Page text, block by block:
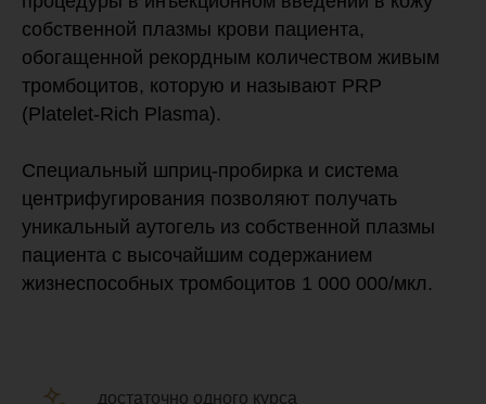
собственной плазмы крови пациента,
обогащенной рекордным количеством живым
тромбоцитов, которую и называют PRP
(Platelet-Rich Plasma).
Специальный шприц-пробирка и система
центрифугирования позволяют получать
уникальный аутогель из собственной плазмы
пациента с высочайшим содержанием
жизнеспособных тромбоцитов 1 000 000/мкл.
достаточно одного курса